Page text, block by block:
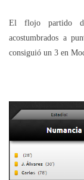
El flojo partido
acostumbrados a
consiguió un 3 en